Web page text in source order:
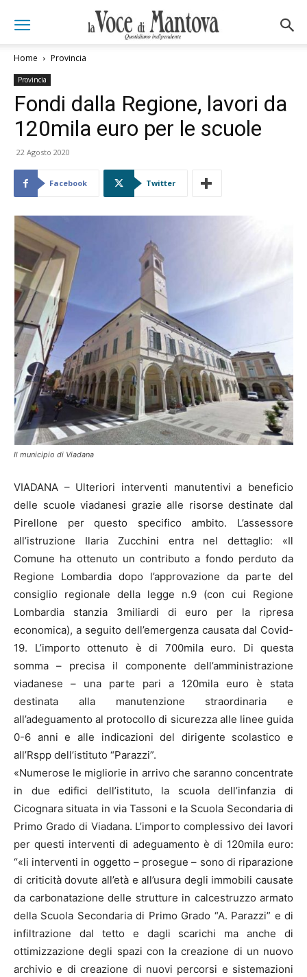
Home Provincia
Provincia
Fondi dalla Regione, lavori da
120mila euro per le scuole
22 Agosto 2020
Facebook Twitter
Il municipio di Viadana
VIADANA – Ulteriori interventi manutentivi a beneficio
delle scuole viadanesi grazie alle risorse destinate dal
Pirellone per questo specifico ambito. L’assessore
all’istruzione Ilaria Zucchini entra nel dettaglio: «Il
Comune ha ottenuto un contributo a fondo perduto da
Regione Lombardia dopo l’approvazione da parte del
consiglio regionale della legge n.9 (con cui Regione
Lombardia stanzia 3miliardi di euro per la ripresa
economica), a seguito dell’emergenza causata dal Covid-
19. L’importo ottenuto è di 700mila euro. Di questa
somma – precisa il componente dell’amministrazione
viadanese – una parte pari a 120mila euro è stata
destinata alla manutenzione straordinaria e
all’adeguamento al protocollo di sicurezza alle linee guida
0-6 anni e alle indicazioni del dirigente scolastico e
all’Rspp dell’istituto “Parazzi”.
«Numerose le migliorie in arrivo che saranno concentrate
in due edifici dell’istituto, la scuola dell’infanzia di
Cicognara situata in via Tassoni e la Scuola Secondaria di
Primo Grado di Viadana. L’importo complessivo dei lavori
per questi interventi di adeguamento è di 120mila euro:
“«li interventi in oggetto – prosegue – sono di riparazione
di criticità dovute all’età e all’usura degli immobili causate
da carbonatazione delle strutture in calcestruzzo armato
della Scuola Secondaria di Primo Grado “A. Parazzi” e di
infiltrazione dal tetto e dagli scarichi ma anche di
ottimizzazione degli spazi con la creazione di un nuovo
archivio e di creazione di nuovi percorsi e sistemazioni